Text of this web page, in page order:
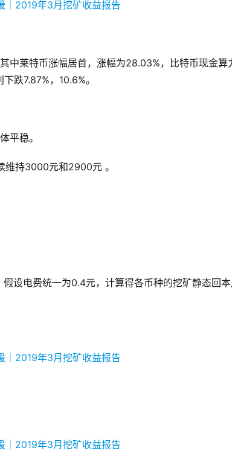
中莱特币涨幅居首，涨幅为28.03%，比特币现金算
跌7.87%，10.6%。
平稳。
维持3000元和2900元 。
设电费统一为0.4元，计算得各币种的挖矿静态回